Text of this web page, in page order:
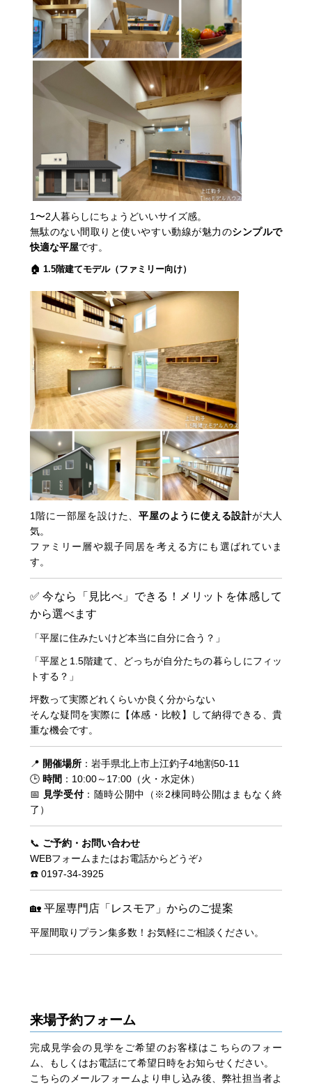
1〜2人暮らしにちょうどいいサイズ感。
無駄のない間取りと使いやすい動線が魅力のシンプルで
快適な平屋です。
🏠 1.5階建てモデル（ファミリー向け）
1階に一部屋を設けた、平屋のように使える設計が大人
気。
ファミリー層や親子同居を考える方にも選ばれていま
す。
✅ 今なら「見比べ」できる！メリットを体感して
から選べます
「平屋に住みたいけど本当に自分に合う？」
「平屋と1.5階建て、どっちが自分たちの暮らしにフィッ
トする？」
坪数って実際どれくらいか良く分からない
そんな疑問を実際に【体感・比較】して納得できる、貴
重な機会です。
📍 開催場所：岩手県北上市上江釣子4地割50-11
🕒 時間 ：10:00～17:00（火・水定休）
📅 見学受付：随時公開中（※2棟同時公開はまもなく終
了）
📞 ご予約・お問い合わせ
WEBフォームまたはお電話からどうぞ♪
☎️ 0197-34-3925
🏡 平屋専門店「レスモア」からのご提案
平屋間取りプラン集多数！お気軽にご相談ください。
来場予約フォーム
完成見学会の見学をご希望のお客様はこちらのフォー
ム、もしくはお電話にて希望日時をお知らせください。
こちらのメールフォームより申し込み後、弊社担当者よ